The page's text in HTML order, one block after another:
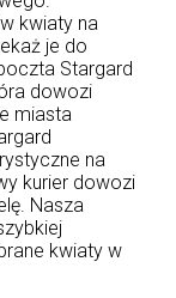
kwiaty na
je do
Stargard
dowozi
miasta
na
kurier dowozi
Nasza
kwiaty w